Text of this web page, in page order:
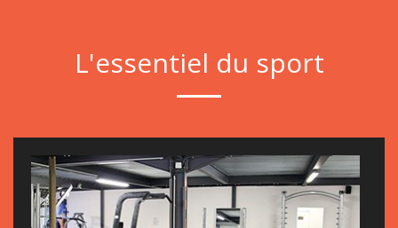
L'essentiel du sport